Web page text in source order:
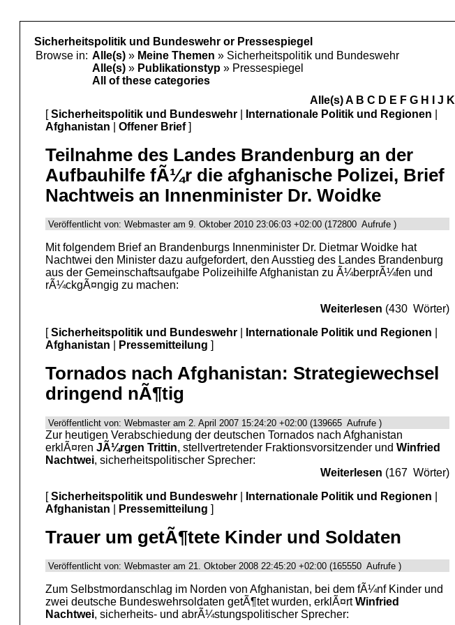
Sicherheitspolitik und Bundeswehr or Pressespiegel
Browse in: Alle(s) » Meine Themen » Sicherheitspolitik und Bundeswehr
Alle(s) » Publikationstyp » Pressespiegel
All of these categories
Alle(s)A B C D E F G H J K
[Sicherheitspolitik und Bundeswehr Internationale Politik und Regionen
Afghanistan
Offener Brief]
Teilnahme des Landes Brandenburg an der
Aufbauhilfe fÃ¼r die afghanische Polizei, Brief
Nachtweis an Innenminister Dr. Woidke
Veröffentlicht von: Webmaster am 9. Oktober 2010 23:06:03 +02:00 (172800 Aufrufe )
Mit folgendem Brief an Brandenburgs Innenminister Dr. Dietmar Woidke hat
Nachtwei den Minister dazu aufgefordert, den Ausstieg des Landes Brandenburg
aus der Gemeinschaftsaufgabe Polizeihilfe Afghanistan zu Ã¼berprÃ¼fen und
rÃ¼ckgÃ¤ngig zu machen:
Weiterlesen (430 Wörter)
[Sicherheitspolitik und Bundeswehr Internationale Politik und Regionen
Afghanistan
Pressemitteilung ]
Tornados nach Afghanistan: Strategiewechsel
dringend nÃ¶tig
Veröffentlicht von: Webmaster am 2. April 2007 15:24:20 +02:00 (139665 Aufrufe )
Zur heutigen Verabschiedung der deutschen Tornados nach Afghanistan
erklÃ¤ren JÃ¼rgen Trittin, stellvertretender Fraktionsvorsitzender und Winfried
Nachtwei, sicherheitspolitischer Sprecher:
Weiterlesen (167 Wörter)
[Sicherheitspolitik und Bundeswehr Internationale Politik und Regionen
Afghanistan
Pressemitteilung ]
Trauer um getÃ¶tete Kinder und Soldaten
Veröffentlicht von: Webmaster am 21. Oktober 2008 22:45:20 +02:00 (165550 Aufrufe )
Zum Selbstmordanschlag im Norden von Afghanistan, bei dem fÃ¼nf Kinder und
zwei deutsche Bundeswehrsoldaten getÃ¶tet wurden, erklÃ¤rtWinfried
Nachtwei, sicherheits- und abrÃ¼stungspolitischer Sprecher: